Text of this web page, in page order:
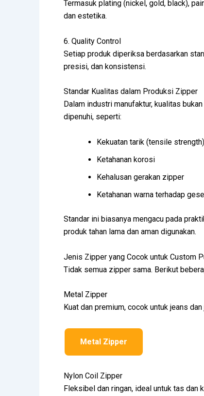
Termasuk plating (nickel, gold, black),
dan estetika.
6. Quality Control
Setiap produk diperiksa berdasarkan
presisi, dan konsistensi.
Standar Kualitas dalam Produksi Zipper
Dalam industri manufaktur, kualitas
dipenuhi, seperti:
Kekuatan tarik (tensile strength)
Ketahanan korosi
Kehalusan gerakan zipper
Ketahanan warna terhadap
Standar ini biasanya mengacu pada
produk tahan lama dan aman digunakan.
Jenis Zipper yang Cocok untuk Custom
Tidak semua zipper sama. Berikut
Metal Zipper
Kuat dan premium, cocok untuk jeans
Metal Zipper
Nylon Coil Zipper
Fleksibel dan ringan, ideal untuk tas dan